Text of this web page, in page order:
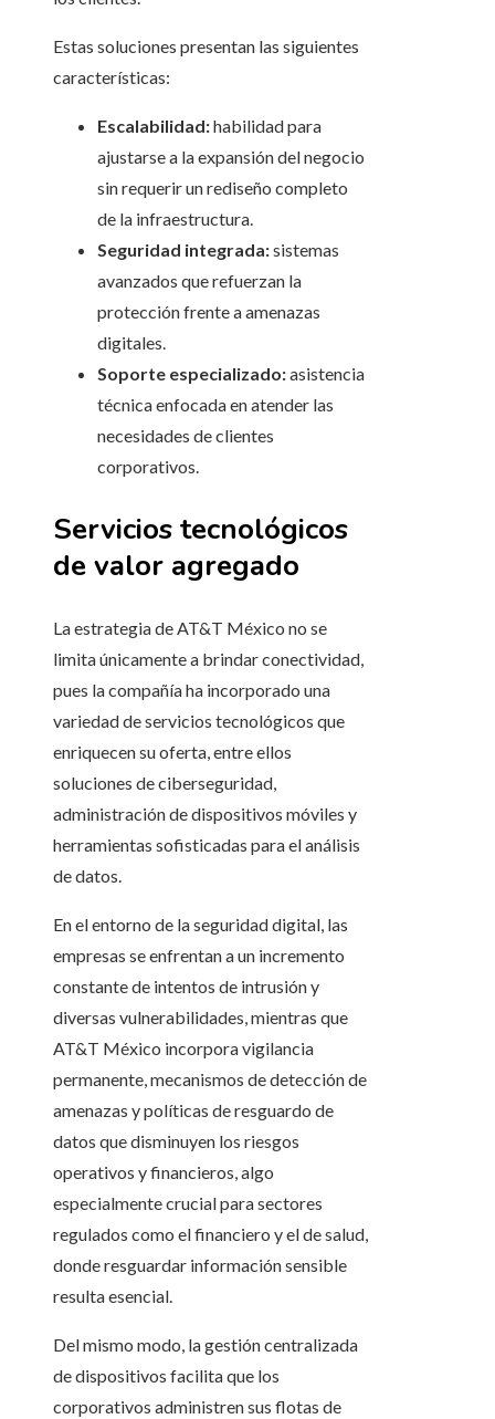
Estas soluciones presentan las siguientes
características:
Escalabilidad:habilidad para
ajustarse a la expansión del negocio
sin requerir un rediseño completo
de la infraestructura.
Seguridad integrada:sistemas
avanzados que refuerzan la
protección frente a amenazas
digitales.
Soporte especializado:asistencia
técnica enfocada en atender las
necesidades de clientes
corporativos.
Servicios tecnológicos
de valor agregado
La estrategia de AT&T México no se
limita únicamente a brindar conectividad,
pues la compañía ha incorporado una
variedad de servicios tecnológicos que
enriquecen su oferta, entre ellos
soluciones de ciberseguridad,
administración de dispositivos móviles y
herramientas sofisticadas para el análisis
de datos.
En el entorno de la seguridad digital, las
empresas se enfrentan a un incremento
constante de intentos de intrusión y
diversas vulnerabilidades, mientras que
AT&T México incorpora vigilancia
permanente, mecanismos de detección de
amenazas y políticas de resguardo de
datos que disminuyen los riesgos
operativos y financieros, algo
especialmente crucial para sectores
regulados como el financiero y el de salud,
donde resguardar información sensible
resulta esencial.
Del mismo modo, la gestión centralizada
de dispositivos facilita que los
corporativos administren sus flotas de